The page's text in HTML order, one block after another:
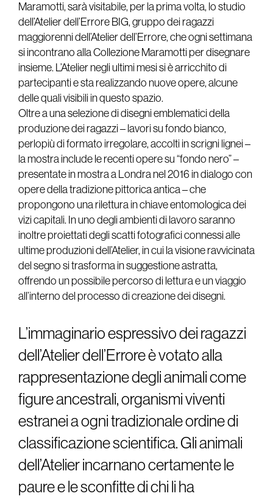
Maramotti, sarà visitabile, per la prima volta, lo studio
dell’Atelier dell’Errore BIG, gruppo dei ragazzi
maggiorenni dell’Atelier dell’Errore, che ogni settimana
si incontrano alla Collezione Maramotti per disegnare
insieme. L’Atelier negli ultimi mesi si è arricchito di
partecipanti e sta realizzando nuove opere, alcune
delle quali visibili in questo spazio.
Oltre a una selezione di disegni emblematici della
produzione dei ragazzi – lavori su fondo bianco,
perlopiù di formato irregolare, accolti in scrigni lignei –
la mostra include le recenti opere su “fondo nero” –
presentate in mostra a Londra nel 2016 in dialogo con
opere della tradizione pittorica antica – che
propongono una rilettura in chiave entomologica dei
vizi capitali. In uno degli ambienti di lavoro saranno
inoltre proiettati degli scatti fotografici connessi alle
ultime produzioni dell’Atelier, in cui la visione ravvicinata
del segno si trasforma in suggestione astratta,
offrendo un possibile percorso di lettura e un viaggio
all’interno del processo di creazione dei disegni.
L’immaginario espressivo dei ragazzi
dell’Atelier dell’Errore è votato alla
rappresentazione degli animali come
figure ancestrali, organismi viventi
estranei a ogni tradizionale ordine di
classificazione scientifica. Gli animali
dell’Atelier incarnano certamente le
paure e le sconfitte di chi li ha